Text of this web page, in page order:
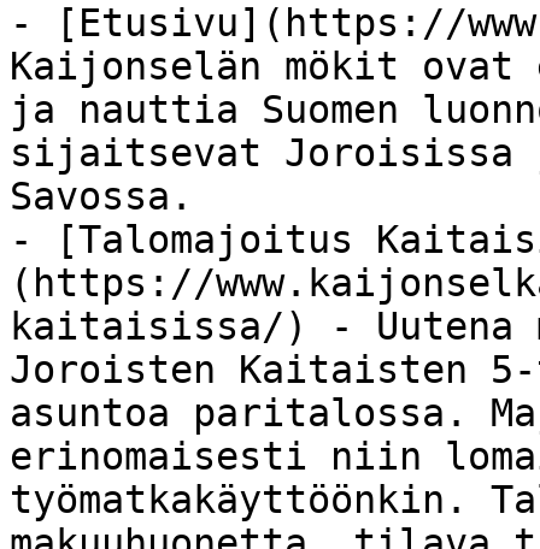
- [Etusivu](https://
Kaijonselän mökit ovat
ja nauttia Suomen
sijaitsevat Joroisissa
Savossa.
- [Talomajoitus
(https://
kaitaisissa/) - Uutena
Joroisten Kaitaisten
asuntoa paritalossa.
erinomaisesti niin
työmatkakäyttöönkin.